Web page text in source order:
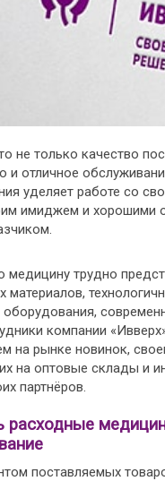
не только качество
и отличное
уделяет работе со
имиджем и хорошими
медицину трудно
материалов,
компании
на рынке новинок,
на оптовые склады и
партнёров.
расходные
поставляемых